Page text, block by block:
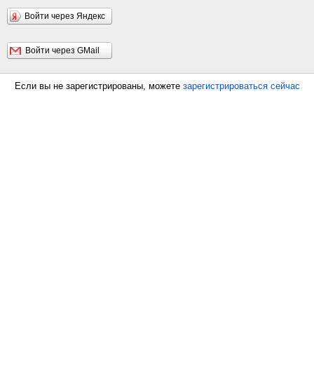
Войти через Яндекс
Войти через GMail
Если вы не зарегистрированы, можете зарегистрироваться сейчас